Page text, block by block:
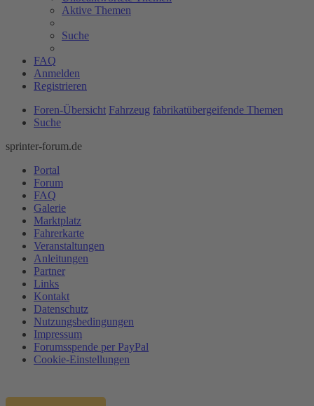
Aktive Themen
Suche
FAQ
Anmelden
Registrieren
Foren-Übersicht Fahrzeug fabrikatübergeifende Themen
Suche
sprinter-forum.de
Portal
Forum
FAQ
Galerie
Marktplatz
Fahrerkarte
Veranstaltungen
Anleitungen
Partner
Links
Kontakt
Datenschutz
Nutzungsbedingungen
Impressum
Forumsspende per PayPal
Cookie-Einstellungen